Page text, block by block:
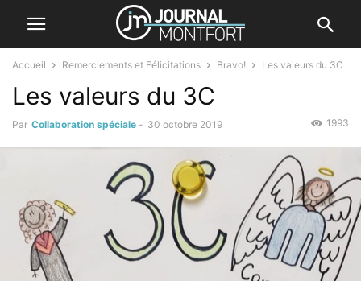
Accueil Remerciements et Félicitations Bravo! Les valeurs du 3C
Les valeurs du 3C
Par Collaboration spéciale - 30 octobre 2019 1993